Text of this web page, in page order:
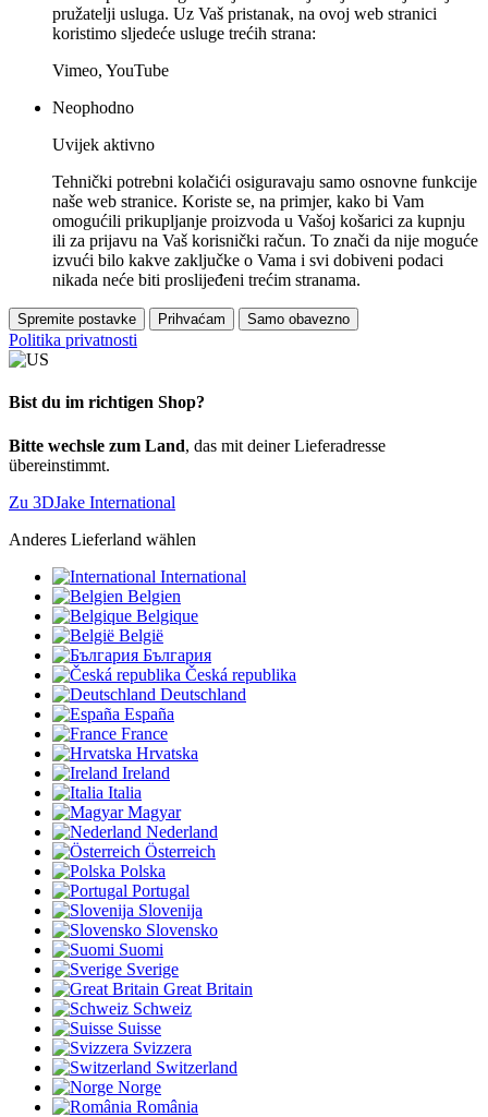
pružatelji usluga. Uz Vaš pristanak, na ovoj web stranici
koristimo sljedeće usluge trećih strana:
Vimeo, YouTube
Neophodno
Uvijek aktivno
Tehnički potrebni kolačići osiguravaju samo osnovne funkcije
naše web stranice. Koriste se, na primjer, kako bi Vam
omogućili prikupljanje proizvoda u Vašoj košarici za kupnju
ili za prijavu na Vaš korisnički račun. To znači da nije moguće
izvući bilo kakve zaključke o Vama i svi dobiveni podaci
nikada neće biti proslijeđeni trećim stranama.
Spremite postavke Prihvaćam Samo obavezno
Politika privatnosti
Bist du im richtigen Shop?
Bitte wechsle zum Land, das mit deiner Lieferadresse
übereinstimmt.
Zu 3DJake International
Anderes Lieferland wählen
International
Belgien
Belgique
België
България
Česká republika
Deutschland
España
France
Hrvatska
Ireland
Italia
Magyar
Nederland
Österreich
Polska
Portugal
Slovenija
Slovensko
Suomi
Sverige
Great Britain
Schweiz
Suisse
Svizzera
Switzerland
Norge
România